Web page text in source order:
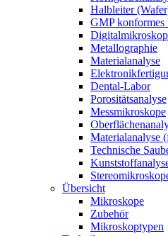
Halbleiter
GMP
Metallographie
Materialanalyse
Dental-Labor
Porositätsanalyse
Messmikroskope
Materialanalyse
Technische
Übersicht
Mikroskope
Zubehör
Mikroskoptypen